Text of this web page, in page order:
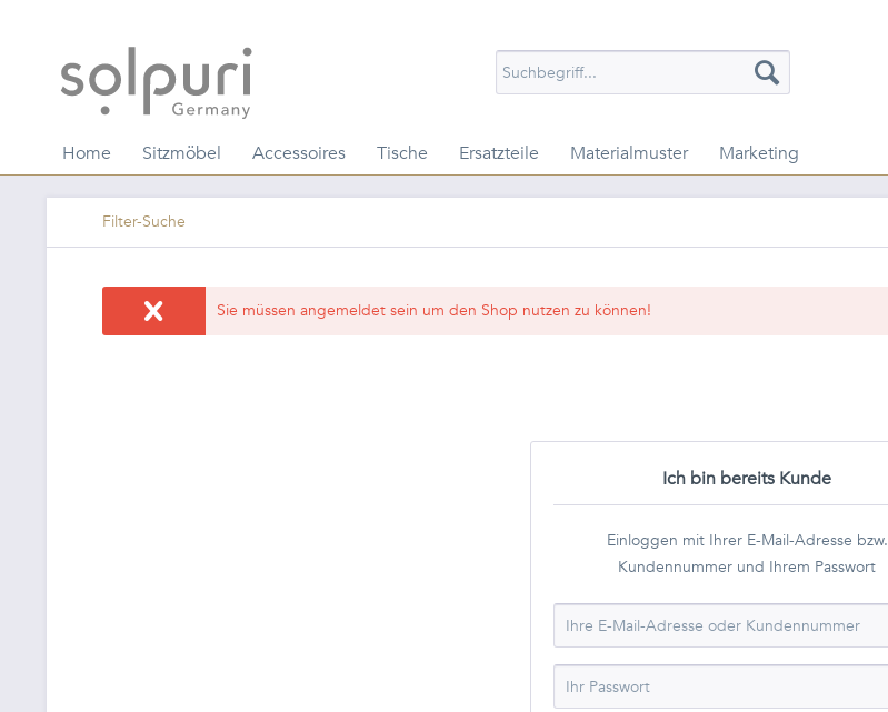
Home Sitzmöbel Accessoires Tische Ersatzteile Materialmuster Marketing
Filter-Suche
Sie müssen angemeldet sein um den Shop nutzen zu können!
Ich bin bereits Kunde
Einloggen mit Ihrer E-Mail-Adresse bzw.
Kundennummer und Ihrem Passwort